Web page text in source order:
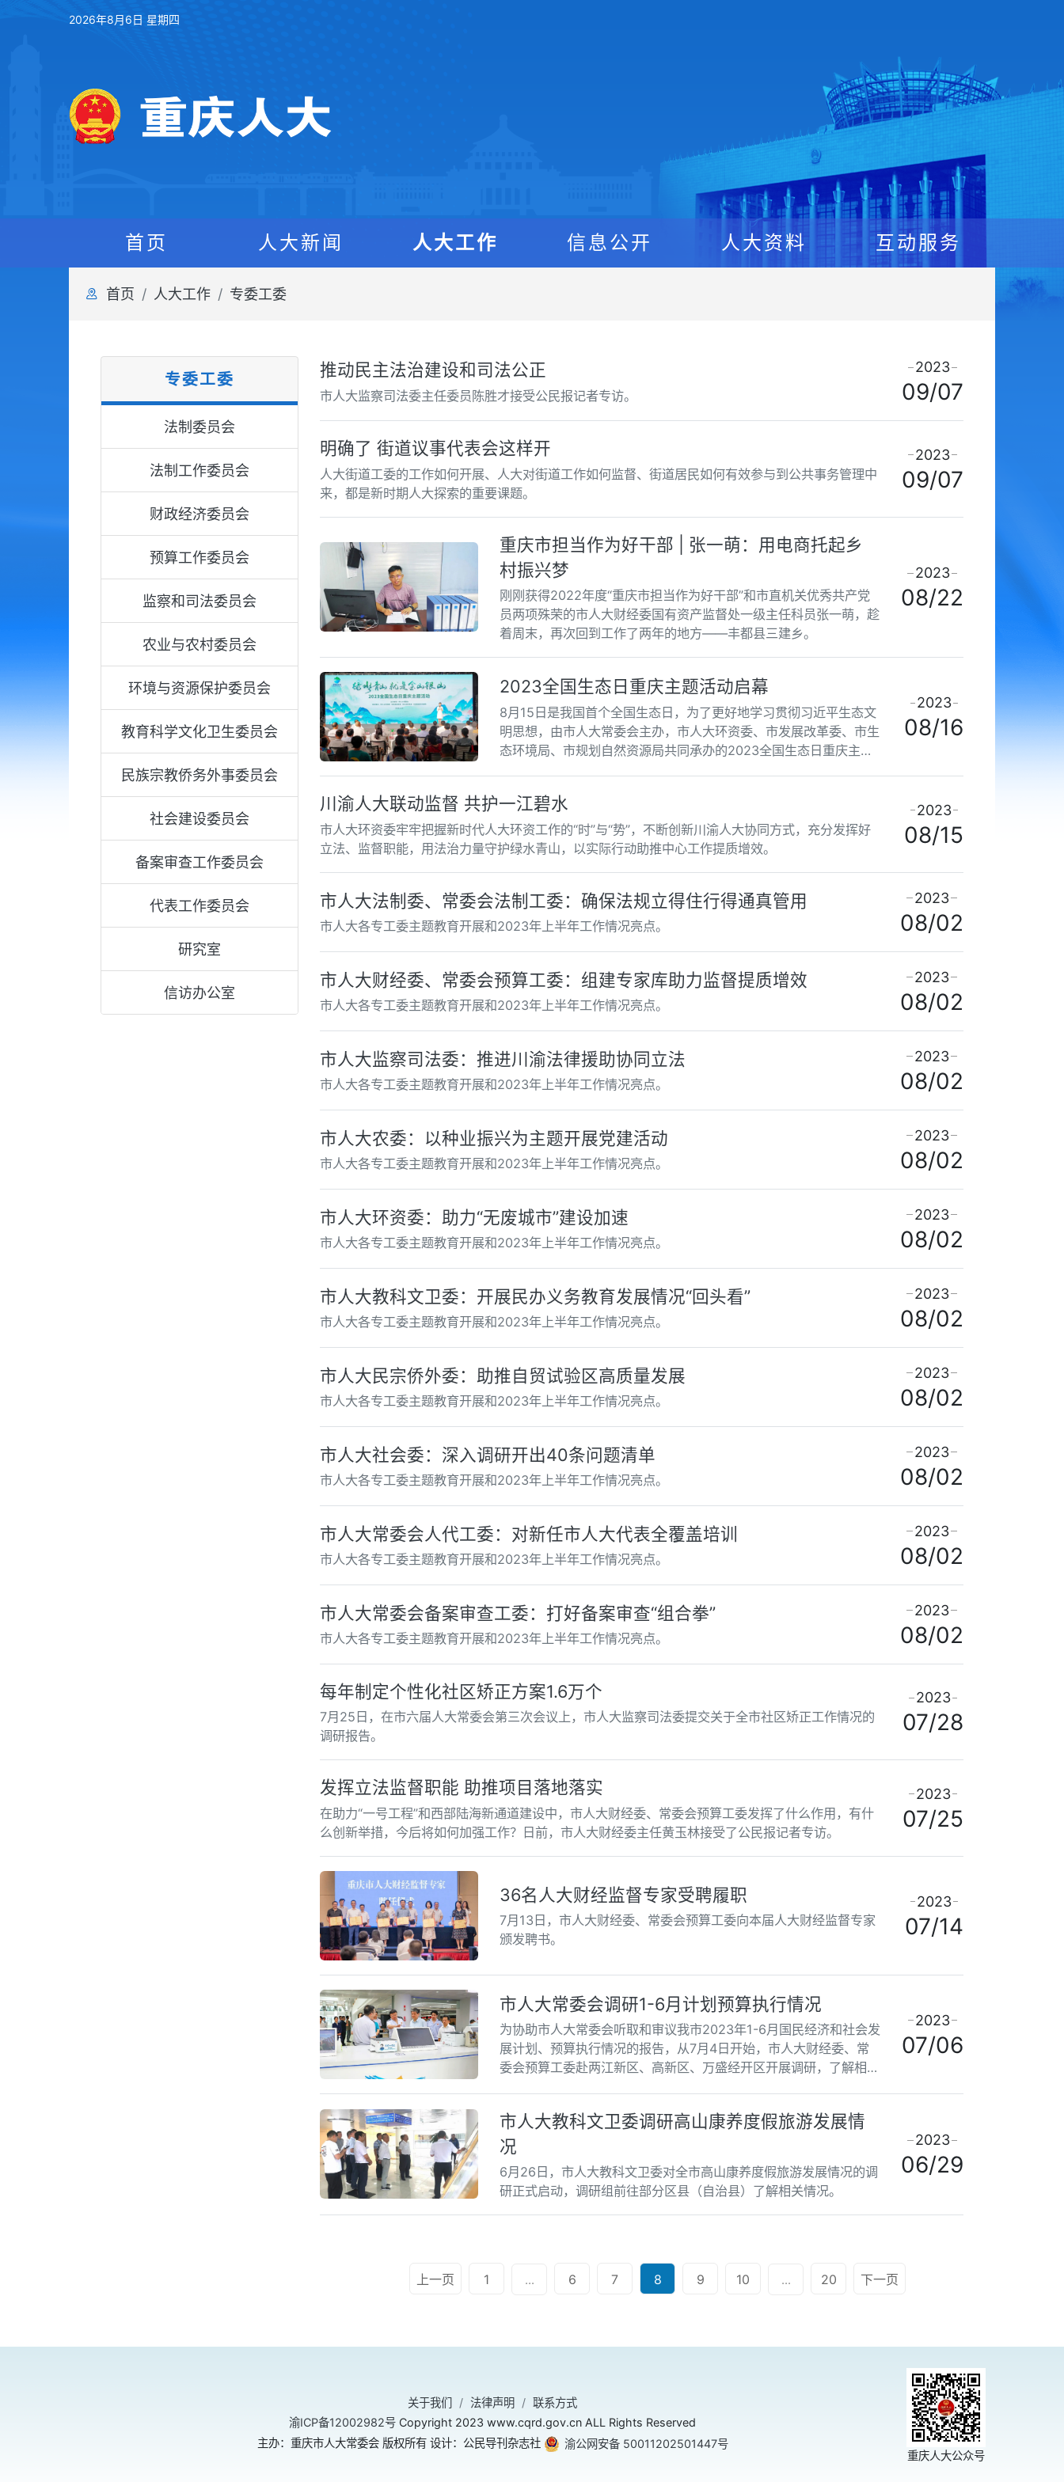
2026年8月6日 星期四
首页 人大新闻 人大工作 信息公开 人大资料 互动服务
首页 人大工作 专委工委
专委工委
法制委员会
法制工作委员会
财政经济委员会
预算工作委员会
监察和司法委员会
农业与农村委员会
环境与资源保护委员会
教育科学文化卫生委员会
民族宗教侨务外事委员会
社会建设委员会
备案审查工作委员会
代表工作委员会
研究室
信访办公室
推动民主法治建设和司法公正
市人大监察司法委主任委员陈胜才接受公民报记者专访。
2023
09/07
明确了 街道议事代表会这样开
人大街道工委的工作如何开展、人大对街道工作如何监督、街道居民如何有效参与到公共事务管理中
来，都是新时期人大探索的重要课题。
2023
09/07
重庆市担当作为好干部 | 张一萌：用电商托起乡
村振兴梦
刚刚获得2022年度“重庆市担当作为好干部”和市直机关优秀共产党
员两项殊荣的市人大财经委国有资产监督处一级主任科员张一萌，趁
着周末，再次回到工作了两年的地方——丰都县三建乡。
2023
08/22
2023全国生态日重庆主题活动启幕
8月15日是我国首个全国生态日，为了更好地学习贯彻习近平生态文
明思想，由市人大常委会主办，市人大环资委、市发展改革委、市生
态环境局、市规划自然资源局共同承办的2023全国生态日重庆主题
2023
08/16
川渝人大联动监督 共护一江碧水
市人大环资委牢牢把握新时代人大环资工作的“时”与“势”，不断创新川渝人大协同方式，充分发挥好
立法、监督职能，用法治力量守护绿水青山，以实际行动助推中心工作提质增效。
2023
08/15
市人大法制委、常委会法制工委：确保法规立得住行得通真管用
市人大各专工委主题教育开展和2023年上半年工作情况亮点。
2023
08/02
市人大财经委、常委会预算工委：组建专家库助力监督提质增效
市人大各专工委主题教育开展和2023年上半年工作情况亮点。
2023
08/02
市人大监察司法委：推进川渝法律援助协同立法
市人大各专工委主题教育开展和2023年上半年工作情况亮点。
2023
08/02
市人大农委：以种业振兴为主题开展党建活动
市人大各专工委主题教育开展和2023年上半年工作情况亮点。
2023
08/02
市人大环资委：助力“无废城市”建设加速
市人大各专工委主题教育开展和2023年上半年工作情况亮点。
2023
08/02
市人大教科文卫委：开展民办义务教育发展情况“回头看”
市人大各专工委主题教育开展和2023年上半年工作情况亮点。
2023
08/02
市人大民宗侨外委：助推自贸试验区高质量发展
市人大各专工委主题教育开展和2023年上半年工作情况亮点。
2023
08/02
市人大社会委：深入调研开出40条问题清单
市人大各专工委主题教育开展和2023年上半年工作情况亮点。
2023
08/02
市人大常委会人代工委：对新任市人大代表全覆盖培训
市人大各专工委主题教育开展和2023年上半年工作情况亮点。
2023
08/02
市人大常委会备案审查工委：打好备案审查“组合拳”
市人大各专工委主题教育开展和2023年上半年工作情况亮点。
2023
08/02
每年制定个性化社区矫正方案1.6万个
7月25日，在市六届人大常委会第三次会议上，市人大监察司法委提交关于全市社区矫正工作情况的
调研报告。
2023
07/28
发挥立法监督职能 助推项目落地落实
在助力“一号工程”和西部陆海新通道建设中，市人大财经委、常委会预算工委发挥了什么作用，有什
么创新举措，今后将如何加强工作？日前，市人大财经委主任黄玉林接受了公民报记者专访。
2023
07/25
36名人大财经监督专家受聘履职
7月13日，市人大财经委、常委会预算工委向本届人大财经监督专家
颁发聘书。
2023
07/14
市人大常委会调研1-6月计划预算执行情况
为协助市人大常委会听取和审议我市2023年1-6月国民经济和社会发
展计划、预算执行情况的报告，从7月4日开始，市人大财经委、常
委会预算工委赴两江新区、高新区、万盛经开区开展调研，了解相关
2023
07/06
市人大教科文卫委调研高山康养度假旅游发展情
况
6月26日，市人大教科文卫委对全市高山康养度假旅游发展情况的调
研正式启动，调研组前往部分区县（自治县）了解相关情况。
2023
06/29
上一页 1 ... 6 7 8 9 10 ... 20 下一页
关于我们 法律声明
联系方式
渝ICP备12002982号 Copyright 2023 www.cqrd.gov.cn ALL Rights Reserved
主办：重庆市人大常委会 版权所有 设计：公民导刊杂志社
渝公网安备 50011202501447号
重庆人大公众号